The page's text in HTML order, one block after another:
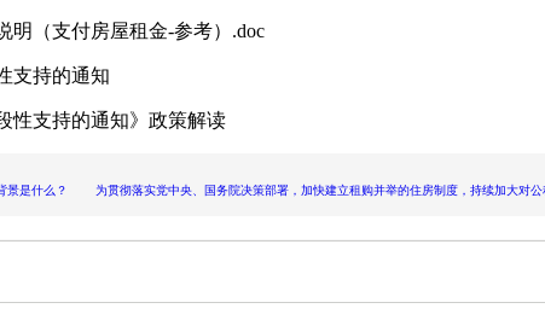
明（支付房屋租金-参考）.doc
支持的通知
性支持的通知》政策解读
么？ 为贯彻落实党中央、国务院决策部署，加快建立租购并举的住房制度，持续加大对公